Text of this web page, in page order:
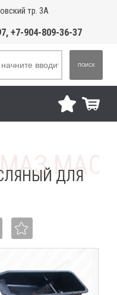
тр. 3А
+7-904-809-36-37
ПОИСК
ДЛЯ